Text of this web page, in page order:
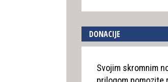
DONACIJE
Svojim skromnim